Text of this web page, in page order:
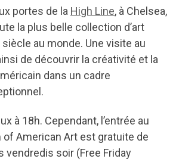
portes de la High Line, à Chelsea,
la plus belle collection d’art
au monde. Une visite au
de découvrir la créativité et la
dans un cadre
à 18h. Cependant, l’entrée au
American Art est gratuite de
vendredis soir (Free Friday